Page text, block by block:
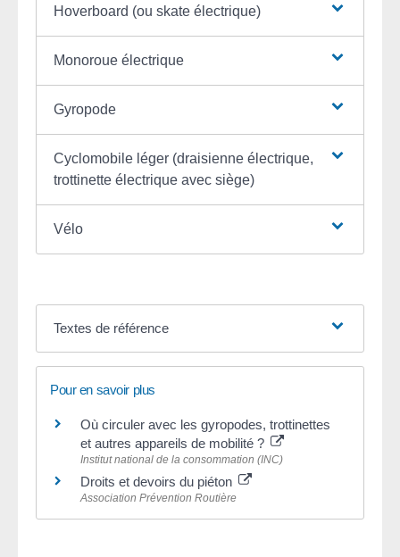
Hoverboard (ou skate électrique)
Monoroue électrique
Gyropode
Cyclomobile léger (draisienne électrique,
trottinette électrique avec siège)
Vélo
Textes de référence
Pour en savoir plus
Où circuler avec les gyropodes, trottinettes
et autres appareils de mobilité ?
Institut national de la consommation (INC)
Droits et devoirs du piéton
Association Prévention Routière